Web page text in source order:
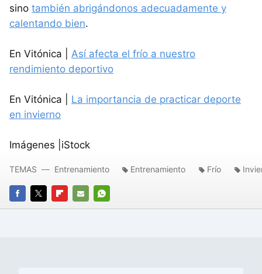
sino también abrigándonos adecuadamente y
calentando bien.
En Vitónica | Así afecta el frío a nuestro
rendimiento deportivo
En Vitónica | La importancia de practicar deporte
en invierno
Imágenes |iStock
FACEBOOK
TWITTERFLIPBOARD
E-
WHATSAPP
TEMAS Entrenamiento Entrenamiento Frío